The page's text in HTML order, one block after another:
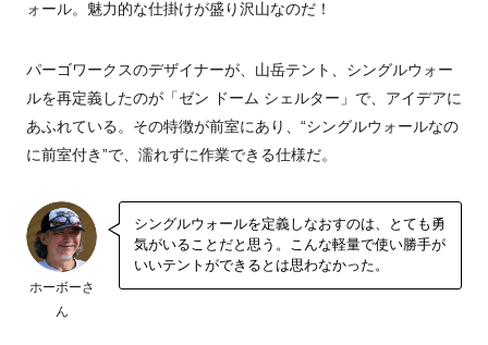
ォール。魅力的な仕掛けが盛り沢山なのだ！
パーゴワークスのデザイナーが、山岳テント、シングルウォー
ルを再定義したのが「ゼン ドーム シェルター」で、アイデアに
あふれている。その特徴が前室にあり、“シングルウォールなの
に前室付き”で、濡れずに作業できる仕様だ。
ホーボーさ
ん
シングルウォールを定義しなおすのは、とても勇
気がいることだと思う。こんな軽量で使い勝手が
いいテントができるとは思わなかった。